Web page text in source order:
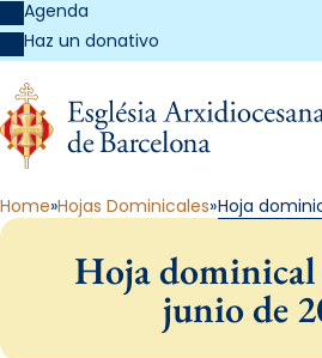
Agenda
Haz un donativo
Home Hojas Dominicales Hoja
Hoja dominical
junio de